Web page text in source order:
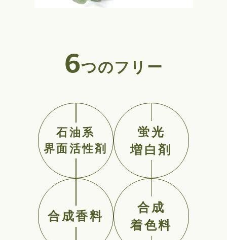
6つのフリー
石油系
界面活性剤
蛍光
増白剤
合成香料
合成
着色料